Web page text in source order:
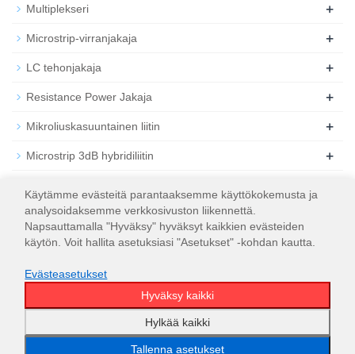
Multiplekseri +
Microstrip-virranjakaja +
LC tehonjakaja +
Resistance Power Jakaja +
Mikroliuskasuuntainen liitin +
Microstrip 3dB hybridiliitin +
Koaksiaalinen RF-kuorma
WT Microwave INC.
Käytämme evästeitä parantaaksemme käyttökokemusta ja
analysoidaksemme verkkosivuston liikennettä.
Napsauttamalla "Hyväksy" hyväksyt kaikkien evästeiden
käytön. Voit hallita asetuksiasi "Asetukset" -kohdan kautta.
Evästeasetukset
Hyväksy kaikki
Hylkää kaikki
Tallenna asetukset